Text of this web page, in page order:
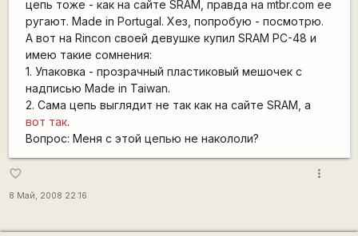
цепь тоже - как на сайте SRAM, правда на mtbr.com ее
ругают. Made in Portugal. Хез, попробую - посмотрю.
А вот на Rincon своей девушке купил SRAM PC-48 и
имею такие сомнения:
1. Упаковка - прозрачный пластиковый мешочек с
надписью Made in Taiwan.
2. Сама цепь выглядит не так как на сайте SRAM, а
вот так.
Вопрос: Меня с этой цепью не накололи?
favorite_border
8 Май, 2008 22:16
more_vert